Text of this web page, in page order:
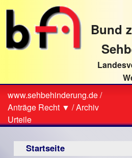
direkt
Textinhalt
Bund
Sie
sind
hier
www.sehbehinderung.de/
Anträge Recht ▼ /Archiv
Urteile
Startseite